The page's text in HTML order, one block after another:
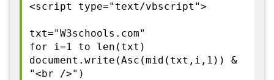
<script type="text/vbscript">
txt="W3schools.com"
for i=1 to len(txt)
document.write(Asc(mid(txt,i,1)) &
"<br />")